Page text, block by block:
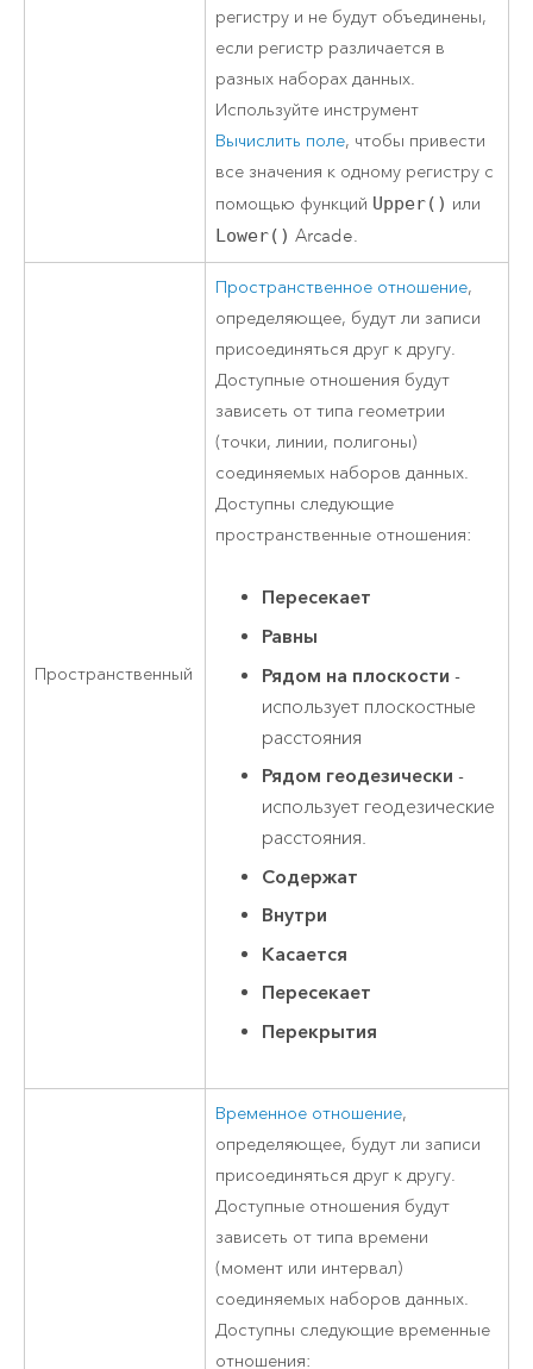
регистру и не будут объединены,
если регистр различается в
разных наборах данных.
Используйте инструмент
Вычислить поле, чтобы привести
все значения к одному регистру с
помощью функций Upper() или
Lower() Arcade.
Пространственный
Пространственное отношение,
определяющее, будут ли записи
присоединяться друг к другу.
Доступные отношения будут
зависеть от типа геометрии
(точки, линии, полигоны)
соединяемых наборов данных.
Доступны следующие
пространственные отношения:
Пересекает
Равны
Рядом на плоскости -
использует плоскостные
расстояния
Рядом геодезически -
использует геодезические
расстояния.
Содержат
Внутри
Касается
Пересекает
Перекрытия
Временное отношение,
определяющее, будут ли записи
присоединяться друг к другу.
Доступные отношения будут
зависеть от типа времени
(момент или интервал)
соединяемых наборов данных.
Доступны следующие временные
отношения: